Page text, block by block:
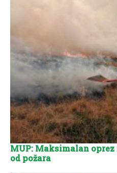
MUP: Maksimalan
od požara